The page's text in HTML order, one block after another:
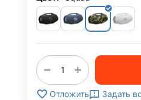
+
−
Отложить Задать